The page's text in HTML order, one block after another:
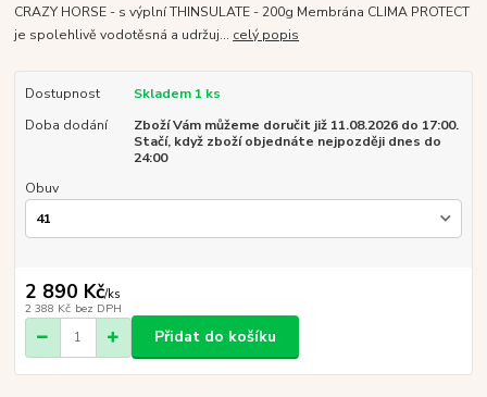
CRAZY HORSE - s výplní THINSULATE - 200g Membrána CLIMA PROTECT
je spolehlivě vodotěsná a udržuj... celý popis
Dostupnost
Skladem 1 ks
Doba dodání
Zboží Vám můžeme doručit již 11.08.2026 do 17:00.
Stačí, když zboží objednáte nejpozději dnes do
24:00
Obuv
2 890 Kč/ks
2 388 Kč bez DPH
Přidat do košíku